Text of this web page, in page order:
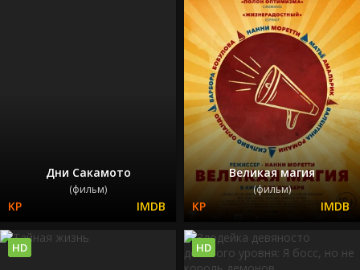
Дни Сакамото
(фильм)
Великая магия
(фильм)
HD HD